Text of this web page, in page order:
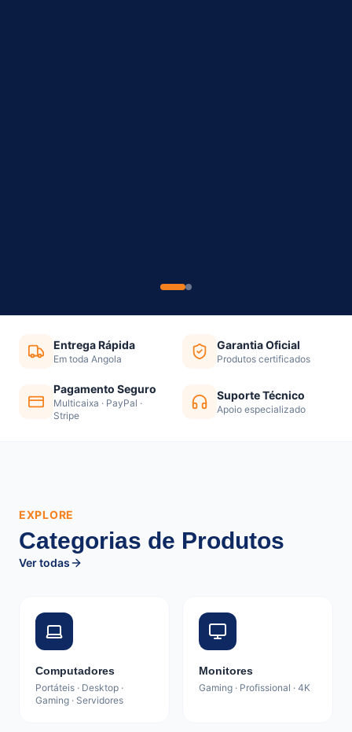
Entrega Rápida
Em toda Angola
Garantia Oficial
Produtos certificados
Pagamento Seguro
Multicaixa · PayPal ·
Stripe
Suporte Técnico
Apoio especializado
EXPLORE
Categorias de Produtos
Ver todas
Computadores
Portáteis · Desktop ·
Gaming · Servidores
Monitores
Gaming · Profissional · 4K